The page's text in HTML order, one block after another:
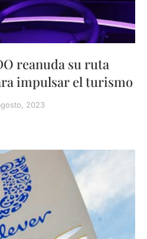
reanuda su ruta
impulsar el turismo
2023